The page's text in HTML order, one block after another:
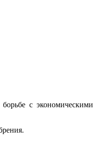
с экономическими